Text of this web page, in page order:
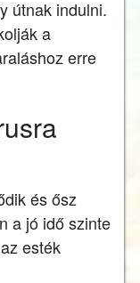
útnak indulni.
a
erre
és ősz
a jó idő szinte
esték